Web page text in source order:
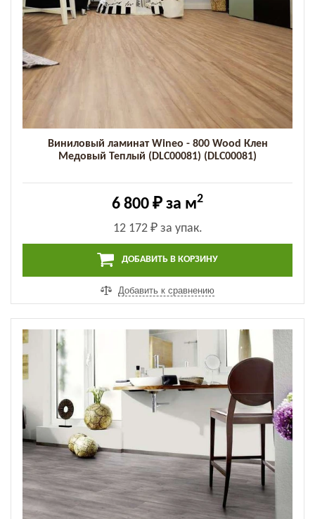
Виниловый ламинат Wineo - 800 Wood Клен
Медовый Теплый (DLC00081) (DLC00081)
6 800 ₽ за м2
12 172 ₽за упак.
ДОБАВИТЬ В КОРЗИНУ
Добавить к сравнению